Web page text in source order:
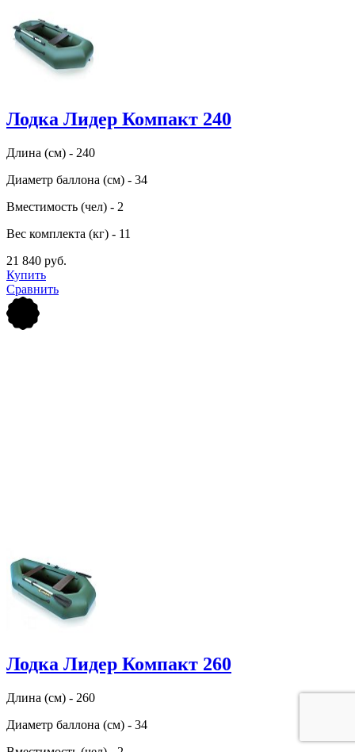
Лодка Лидер Компакт 240
Длина (см) - 240
Диаметр баллона (см) - 34
Вместимость (чел) - 2
Вес комплекта (кг) - 11
21 840 руб.
Купить
Сравнить
Лодка Лидер Компакт 260
Длина (см) - 260
Диаметр баллона (см) - 34